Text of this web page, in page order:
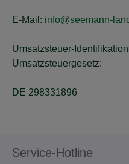
E-Mail: info@seemann-
Umsatzsteuer-
Umsatzsteuergesetz:
DE 298331896
Service-Hotline